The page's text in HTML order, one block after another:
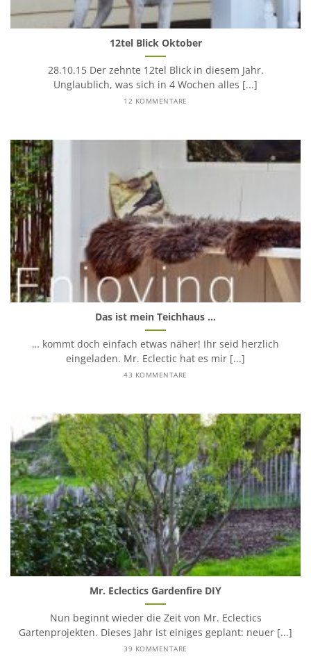
12tel Blick Oktober
28.10.15 Der zehnte 12tel Blick in diesem Jahr.
Unglaublich, was sich in 4 Wochen alles [...]
12 KOMMENTARE
Das ist mein Teichhaus …
… kommt doch einfach etwas näher! Ihr seid herzlich
eingeladen. Mr. Eclectic hat es mir [...]
43 KOMMENTARE
Mr. Eclectics Gardenfire DIY
Nun beginnt wieder die Zeit von Mr. Eclectics
Gartenprojekten. Dieses Jahr ist einiges geplant: neuer [...]
39 KOMMENTARE